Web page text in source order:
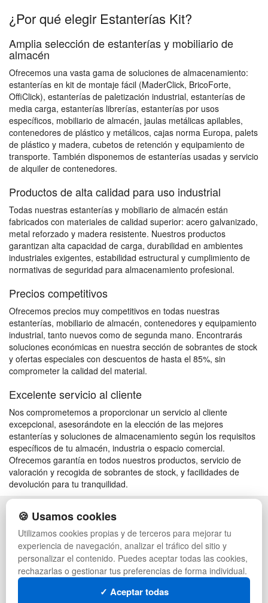
¿Por qué elegir Estanterías Kit?
Amplia selección de estanterías y mobiliario de
almacén
Ofrecemos una vasta gama de soluciones de almacenamiento:
estanterías en kit de montaje fácil (MaderClick, BricoForte,
OffiClick), estanterías de paletización industrial, estanterías de
media carga, estanterías librerías, estanterías por usos
específicos, mobiliario de almacén, jaulas metálicas apilables,
contenedores de plástico y metálicos, cajas norma Europa, palets
de plástico y madera, cubetos de retención y equipamiento de
transporte. También disponemos de estanterías usadas y servicio
de alquiler de contenedores.
Productos de alta calidad para uso industrial
Todas nuestras estanterías y mobiliario de almacén están
fabricados con materiales de calidad superior: acero galvanizado,
metal reforzado y madera resistente. Nuestros productos
garantizan alta capacidad de carga, durabilidad en ambientes
industriales exigentes, estabilidad estructural y cumplimiento de
normativas de seguridad para almacenamiento profesional.
Precios competitivos
Ofrecemos precios muy competitivos en todas nuestras
estanterías, mobiliario de almacén, contenedores y equipamiento
industrial, tanto nuevos como de segunda mano. Encontrarás
soluciones económicas en nuestra sección de sobrantes de stock
y ofertas especiales con descuentos de hasta el 85%, sin
comprometer la calidad del material.
Excelente servicio al cliente
Nos comprometemos a proporcionar un servicio al cliente
excepcional, asesorándote en la elección de las mejores
estanterías y soluciones de almacenamiento según los requisitos
específicos de tu almacén, industria o espacio comercial.
Ofrecemos garantía en todos nuestros productos, servicio de
valoración y recogida de sobrantes de stock, y facilidades de
devolución para tu tranquilidad.
POLÍTICA DE PRIVACIDAD
CONDICIONES DE USO
CAMBIOS Y DEVOLUCIONES
CONTACTO
QUIENES SOMOS
MAPA WEB
PREGUNTAS FRECUENTES
PALETS DE PLÁSTICO
MANUTENCIÓN
GESTIÓN DE RESIDUOS
PALETS
CONTENEDORES DE PLÁSTICO
LIQUIDACIÓN Y SOBRANTES
🍪 Usamos cookies
Utilizamos cookies propias y de terceros para mejorar tu
experiencia de navegación, analizar el tráfico del sitio y
personalizar el contenido. Puedes aceptar todas las cookies,
rechazarlas o gestionar tus preferencias de forma individual.
✓ Aceptar todas